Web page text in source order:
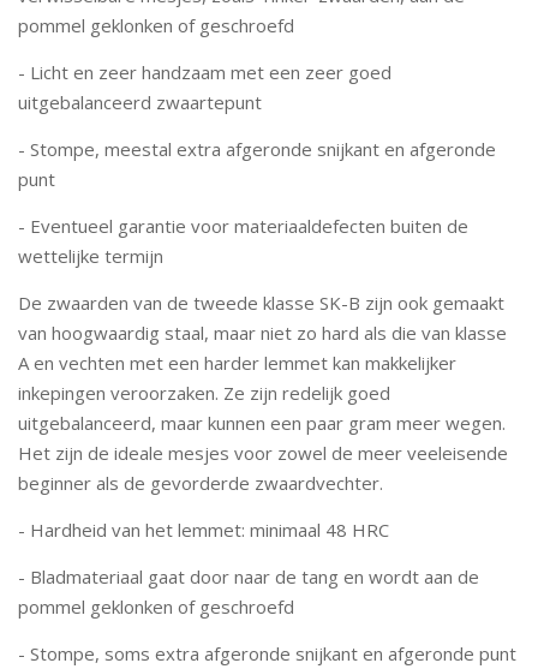
pommel geklonken of geschroefd
- Licht en zeer handzaam met een zeer goed
uitgebalanceerd zwaartepunt
- Stompe, meestal extra afgeronde snijkant en afgeronde
punt
- Eventueel garantie voor materiaaldefecten buiten de
wettelijke termijn
De zwaarden van de tweede klasse SK-B zijn ook gemaakt
van hoogwaardig staal, maar niet zo hard als die van klasse
A en vechten met een harder lemmet kan makkelijker
inkepingen veroorzaken. Ze zijn redelijk goed
uitgebalanceerd, maar kunnen een paar gram meer wegen.
Het zijn de ideale mesjes voor zowel de meer veeleisende
beginner als de gevorderde zwaardvechter.
- Hardheid van het lemmet: minimaal 48 HRC
- Bladmateriaal gaat door naar de tang en wordt aan de
pommel geklonken of geschroefd
- Stompe, soms extra afgeronde snijkant en afgeronde punt